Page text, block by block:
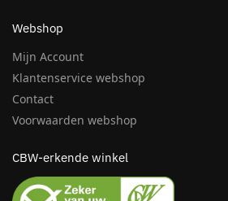
Webshop
Mijn Account
Klantenservice webshop
Contact
Voorwaarden webshop
CBW-erkende winkel